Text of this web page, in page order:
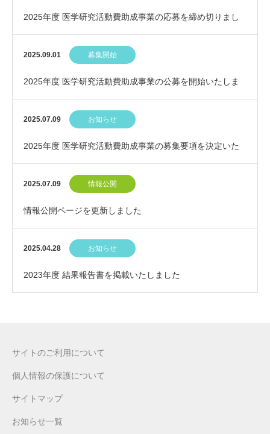
2025年度 医学研究活動費助成事業の応募を締め切りまし
た
2025.09.01 募集開始
2025年度 医学研究活動費助成事業の公募を開始いたしま
した
2025.07.09 お知らせ
2025年度 医学研究活動費助成事業の募集要項を決定いた
しました
2025.07.09 情報公開
情報公開ページを更新しました
2025.04.28 お知らせ
2023年度 結果報告書を掲載いたしました
サイトのご利用について
個人情報の保護について
サイトマップ
お知らせ一覧